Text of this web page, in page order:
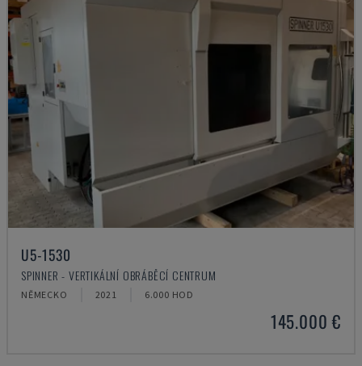
U5-1530
SPINNER - VERTIKÁLNÍ OBRÁBĚCÍ CENTRUM
NĚMECKO 2021 6.000 HOD
145.000 €